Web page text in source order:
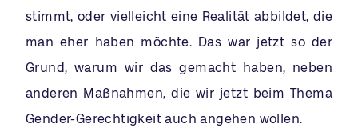
stimmt, oder vielleicht eine Realität abbildet, die
man eher haben möchte. Das war jetzt so der
Grund, warum wir das gemacht haben, neben
anderen Maßnahmen, die wir jetzt beim Thema
Gender-Gerechtigkeit auch angehen wollen.